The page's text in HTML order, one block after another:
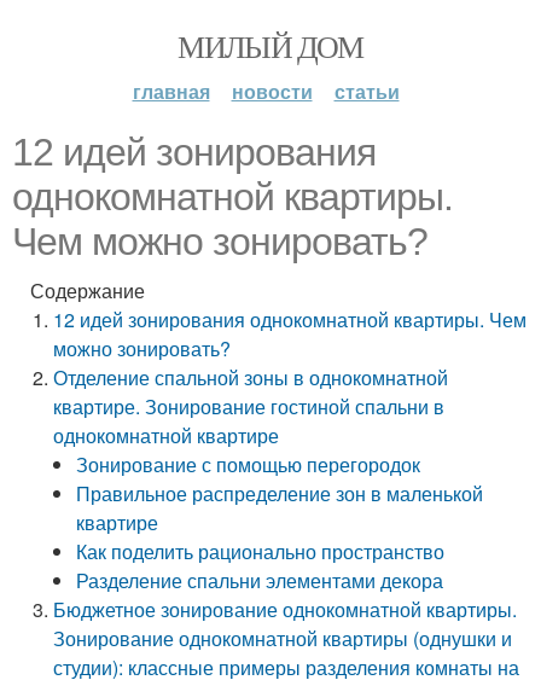
МИЛЫЙ ДОМ
главная новости статьи
12 идей зонирования
однокомнатной квартиры.
Чем можно зонировать?
Содержание
12 идей зонирования однокомнатной квартиры. Чем
можно зонировать?
Отделение спальной зоны в однокомнатной
квартире. Зонирование гостиной спальни в
однокомнатной квартире
Зонирование с помощью перегородок
Правильное распределение зон в маленькой
квартире
Как поделить рационально пространство
Разделение спальни элементами декора
Бюджетное зонирование однокомнатной квартиры.
Зонирование однокомнатной квартиры (однушки и
студии): классные примеры разделения комнаты на